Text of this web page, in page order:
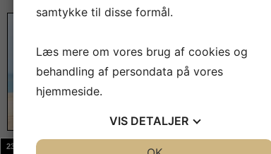
23-09-2025
samtykke til disse formål.
Læs mere om vores brug af cookies og
behandling af persondata på vores
hjemmeside.
VIS DETALJER